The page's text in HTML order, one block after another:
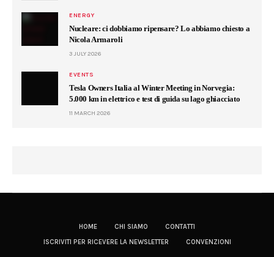
ENERGY
Nucleare: ci dobbiamo ripensare? Lo abbiamo chiesto a
Nicola Armaroli
3 JULY 2026
EVENTS
Tesla Owners Italia al Winter Meeting in Norvegia:
5.000 km in elettrico e test di guida su lago ghiacciato
11 MARCH 2026
HOME CHI SIAMO
CONTATTI
ISCRIVITI PER RICEVERE LA NEWSLETTER
CONVENZIONI